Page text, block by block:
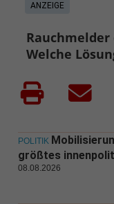
ANZEIGE
Welche
POLITIK
größtes
08.08.2026